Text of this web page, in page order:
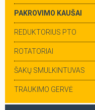
PAKROVIMO KAUŠAI
REDUKTORIUS PTO
ROTATORIAI
ŠAKŲ SMULKINTUVAS
TRAUKIMO GERVĖ